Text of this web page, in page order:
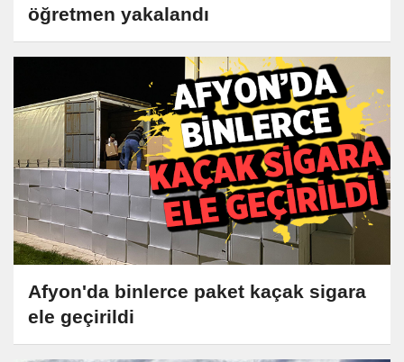
öğretmen yakalandı
Afyon'da binlerce paket kaçak sigara
ele geçirildi